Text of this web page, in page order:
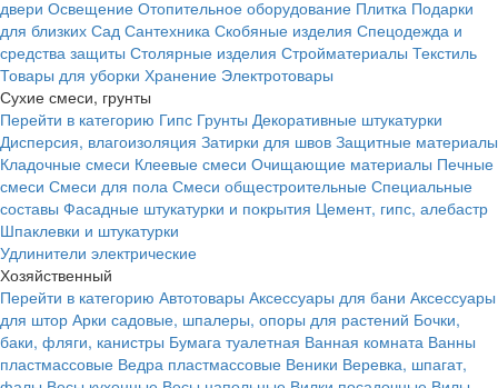
двери Освещение Отопительное оборудование Плитка Подарки
для близких Сад Сантехника Скобяные изделия Спецодежда и
средства защиты Столярные изделия Стройматериалы Текстиль
Товары для уборки Хранение Электротовары
Сухие смеси, грунты
Перейти в категорию Гипс Грунты Декоративные штукатурки
Дисперсия, влагоизоляция Затирки для швов Защитные материалы
Кладочные смеси Клеевые смеси Очищающие материалы Печные
смеси Смеси для пола Смеси общестроительные Специальные
составы Фасадные штукатурки и покрытия Цемент, гипс, алебастр
Шпаклевки и штукатурки
Удлинители электрические
Хозяйственный
Перейти в категорию Автотовары Аксессуары для бани Аксессуары
для штор Арки садовые, шпалеры, опоры для растений Бочки,
баки, фляги, канистры Бумага туалетная Ванная комната Ванны
пластмассовые Ведра пластмассовые Веники Веревка, шпагат,